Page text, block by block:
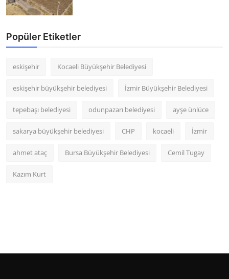
Popüler Etiketler
eskişehir Kocaeli Büyükşehir Belediyesi
eskişehir büyükşehir belediyesi İzmir Büyükşehir Belediyesi
tepebaşı belediyesi odunpazarı belediyesi ayşe ünlüce
sakarya büyükşehir belediyesi CHP kocaeli İzmir
ahmet ataç Bursa Büyükşehir Belediyesi Cemil Tugay
Kazım Kurt